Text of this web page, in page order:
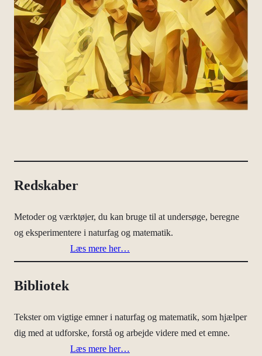
Redskaber
Metoder og værktøjer, du kan bruge til at undersøge, beregne
og eksperimentere i naturfag og matematik.
Læs mere her…
Bibliotek
Tekster om vigtige emner i naturfag og matematik, som hjælper
dig med at udforske, forstå og arbejde videre med et emne.
Læs mere her…